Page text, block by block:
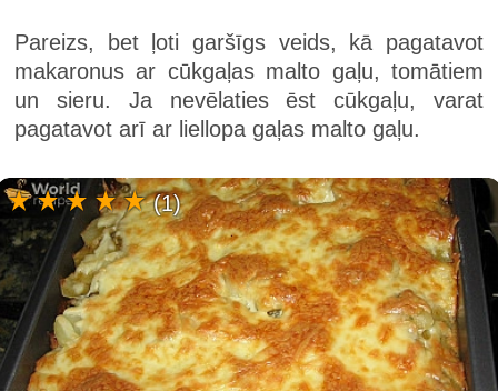
Pareizs, bet ļoti garšīgs veids, kā pagatavot
makaronus ar cūkgaļas malto gaļu, tomātiem
un sieru. Ja nevēlaties ēst cūkgaļu, varat
pagatavot arī ar liellopa gaļas malto gaļu.
(1)